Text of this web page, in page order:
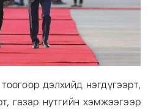
дэлхийд нэгдүгээрт,
газар нутгийн хэмжээгээр